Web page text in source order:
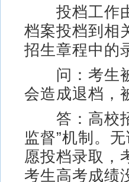
投档工作由
档案投档到相
招生章程中的
问：考生被
会造成退档，
答：高校招
监督”机制。
愿投档录取，
考生高考成绩